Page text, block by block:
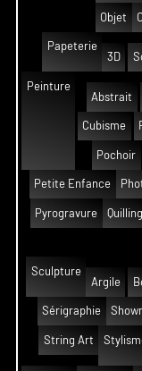
Objet
Papeterie
3D
Peinture
Abstrait
Cubisme
Pochoir
Petite Enfance
Pyrogravure Quilling
Sculpture
Argile
Sérigraphie
String Art